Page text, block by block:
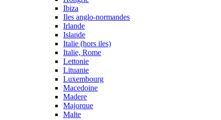
Ibiza
Iles anglo-normandes
Irlande
Islande
Italie (hors iles)
Italie, Rome
Lettonie
Lituanie
Luxembourg
Macedoine
Madere
Majorque
Malte